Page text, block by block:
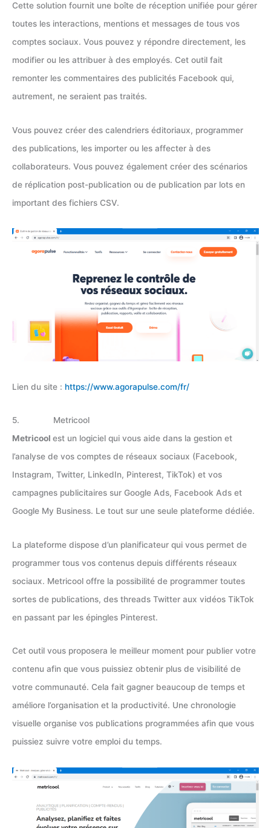
Cette solution fournit une boîte de réception unifiée pour gérer
toutes les interactions, mentions et messages de tous vos
comptes sociaux. Vous pouvez y répondre directement, les
modifier ou les attribuer à des employés. Cet outil fait
remonter les commentaires des publicités Facebook qui,
autrement, ne seraient pas traités.
Vous pouvez créer des calendriers éditoriaux, programmer
des publications, les importer ou les affecter à des
collaborateurs. Vous pouvez également créer des scénarios
de réplication post-publication ou de publication par lots en
important des fichiers CSV.
Lien du site : https://www.agorapulse.com/fr/
5. Metricool
Metricool est un logiciel qui vous aide dans la gestion et
l’analyse de vos comptes de réseaux sociaux (Facebook,
Instagram, Twitter, LinkedIn, Pinterest, TikTok) et vos
campagnes publicitaires sur Google Ads, Facebook Ads et
Google My Business. Le tout sur une seule plateforme dédiée.
La plateforme dispose d’un planificateur qui vous permet de
programmer tous vos contenus depuis différents réseaux
sociaux. Metricool offre la possibilité de programmer toutes
sortes de publications, des threads Twitter aux vidéos TikTok
en passant par les épingles Pinterest.
Cet outil vous proposera le meilleur moment pour publier votre
contenu afin que vous puissiez obtenir plus de visibilité de
votre communauté. Cela fait gagner beaucoup de temps et
améliore l’organisation et la productivité. Une chronologie
visuelle organise vos publications programmées afin que vous
puissiez suivre votre emploi du temps.